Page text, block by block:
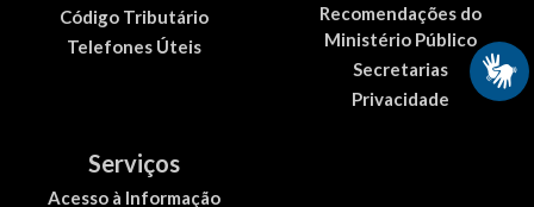
Código Tributário
Telefones Úteis
Recomendações do
Ministério Público
Secretarias
Privacidade
Serviços
Acesso à Informação